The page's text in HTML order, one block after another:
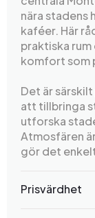
nära stadens
kaféer. Här
praktiska
komfort som
Det är
att tillbringa
utforska
Atmosfären
gör det
Prisvärdhet